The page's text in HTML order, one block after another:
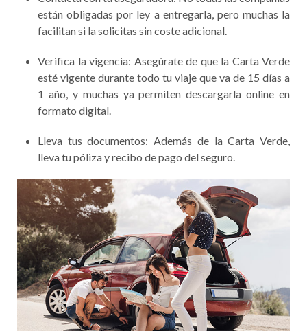
están obligadas por ley a entregarla, pero muchas la
facilitan si la solicitas sin coste adicional.
Verifica la vigencia: Asegúrate de que la Carta Verde
esté vigente durante todo tu viaje que va de 15 días a
1 año, y muchas ya permiten descargarla online en
formato digital.
Lleva tus documentos: Además de la Carta Verde,
lleva tu póliza y recibo de pago del seguro.